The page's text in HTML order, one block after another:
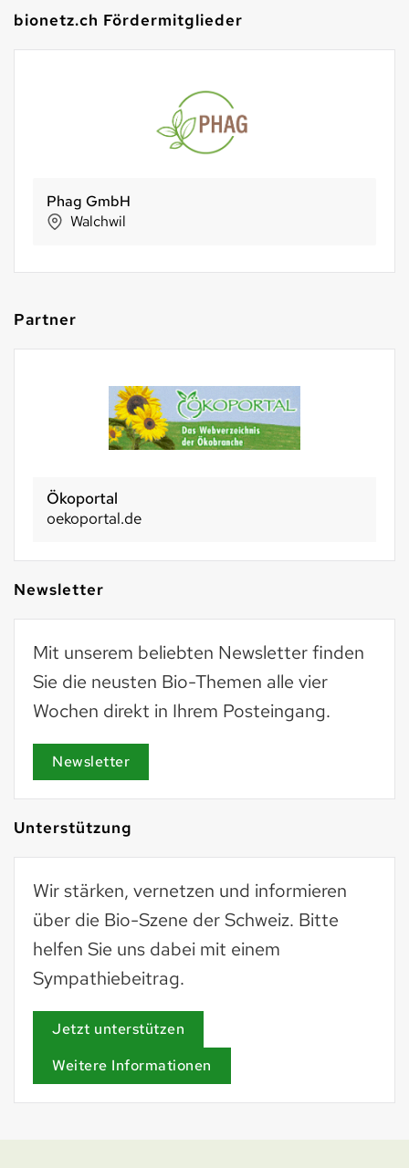
bionetz.ch Fördermitglieder
Phag GmbH
Walchwil
Partner
Ökoportal
oekoportal.de
Newsletter
Mit unserem beliebten Newsletter finden
Sie die neusten Bio-Themen alle vier
Wochen direkt in Ihrem Posteingang.
Newsletter
Unterstützung
Wir stärken, vernetzen und informieren
über die Bio-Szene der Schweiz. Bitte
helfen Sie uns dabei mit einem
Sympathiebeitrag.
Jetzt unterstützen
Weitere Informationen